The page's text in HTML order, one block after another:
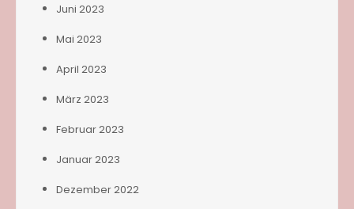
Juni 2023
Mai 2023
April 2023
März 2023
Februar 2023
Januar 2023
Dezember 2022